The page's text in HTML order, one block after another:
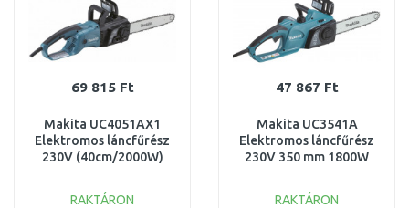
69 815 Ft
Makita UC4051AX1
Elektromos láncfűrész
230V (40cm/2000W)
RAKTÁRON
47 867 Ft
Makita UC3541A
Elektromos láncfűrész
230V 350 mm 1800W
RAKTÁRON